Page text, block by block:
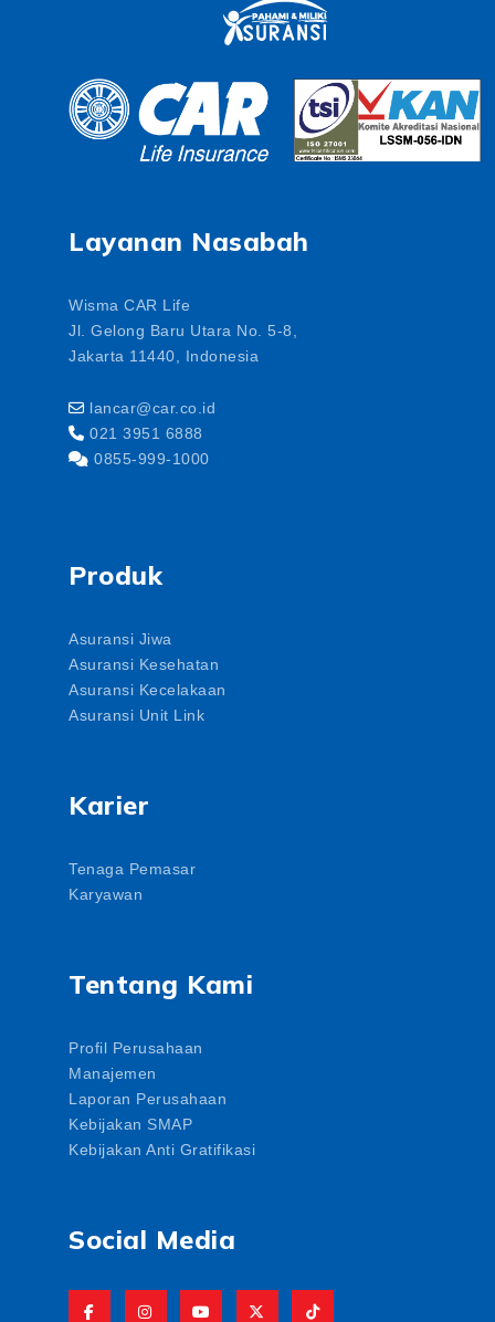
Layanan Nasabah
Wisma CAR Life
Jl. Gelong Baru Utara No. 5-8,
Jakarta 11440, Indonesia
lancar@car.co.id
021 3951 6888
0855-999-1000
Produk
Asuransi Jiwa
Asuransi Kesehatan
Asuransi Kecelakaan
Asuransi Unit Link
Karier
Tenaga Pemasar
Karyawan
Tentang Kami
Profil Perusahaan
Manajemen
Laporan Perusahaan
Kebijakan SMAP
Kebijakan Anti Gratifikasi
Social Media